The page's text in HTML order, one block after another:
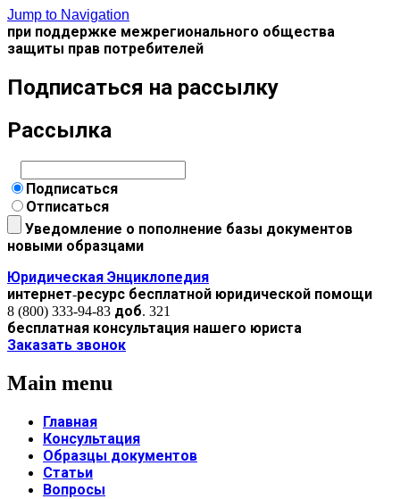
Jump to Navigation
при поддержке межрегионального общества
защиты прав потребителей
Подписаться на рассылку
Рассылка
Подписаться
Отписаться
Уведомление о пополнение базы документов
новыми образцами
Юридическая Энциклопедия
интернет-ресурс бесплатной юридической помощи
8 (800) 333-94-83 доб. 321
бесплатная консультация нашего юриста
Заказать звонок
Main menu
Главная
Консультация
Образцы документов
Статьи
Вопросы